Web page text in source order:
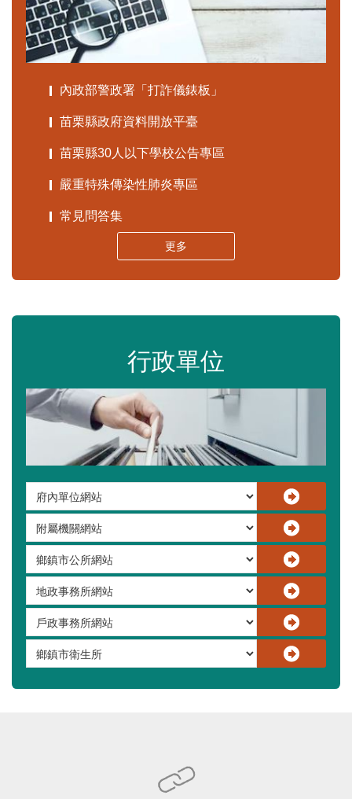
內政部警政署「打詐儀錶板」
苗栗縣政府資料開放平臺
苗栗縣30人以下學校公告專區
嚴重特殊傳染性肺炎專區
常見問答集
更多
行政單位